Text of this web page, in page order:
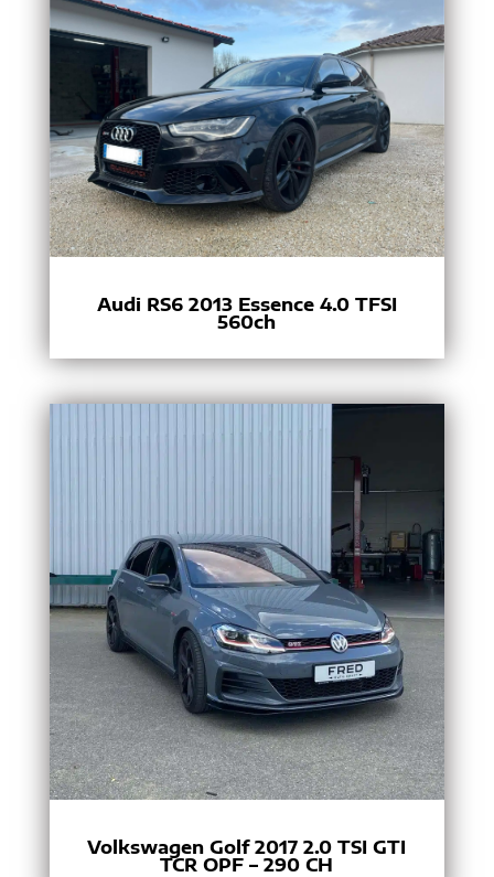
Audi RS6 2013 Essence 4.0 TFSI
560ch
Volkswagen Golf 2017 2.0 TSI GTI
TCR OPF – 290 CH